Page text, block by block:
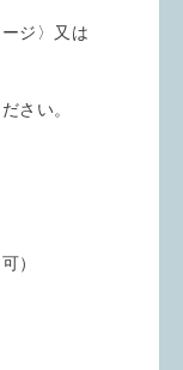
ジ〉又は
さい。
）